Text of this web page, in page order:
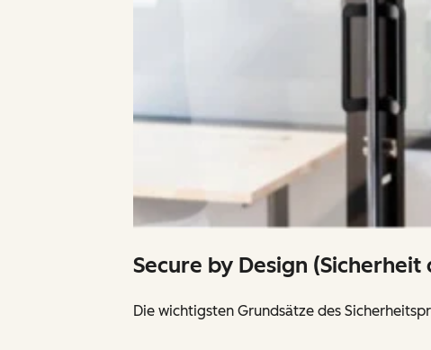
Secure by Design
Die wichtigsten Grundsätze des